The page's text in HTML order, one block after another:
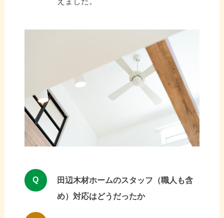
Q
田辺木材ホームのスタッフ（職人も含
め）対応はどうだったか